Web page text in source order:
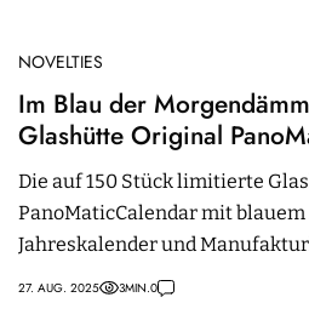
NOVELTIES
Im Blau der
Glashütte Original
Die auf 150 Stück limitierte
PanoMaticCalendar mit
Jahreskalender und
27. AUG. 2025 3MIN.0